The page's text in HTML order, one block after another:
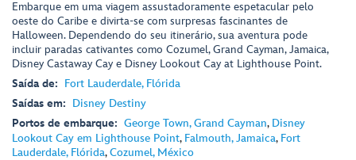
Embarque em uma viagem assustadoramente espetacular pelo
oeste do Caribe e divirta-se com surpresas fascinantes de
Halloween. Dependendo do seu itinerário, sua aventura pode
incluir paradas cativantes como Cozumel, Grand Cayman, Jamaica,
Disney Castaway Cay e Disney Lookout Cay at Lighthouse Point.
Saída de: Fort Lauderdale, Flórida
Saídas em: Disney Destiny
Portos de embarque: George Town, Grand Cayman, Disney
Lookout Cay em Lighthouse Point, Falmouth, Jamaica, Fort
Lauderdale, Flórida,Cozumel, México